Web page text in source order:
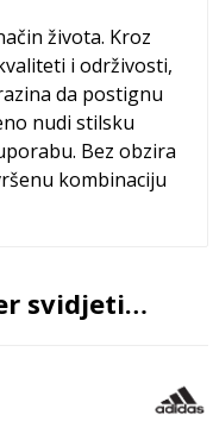
života. Kroz
i održivosti,
da postignu
nudi stilsku
Bez obzira
kombinaciju
svidjeti…